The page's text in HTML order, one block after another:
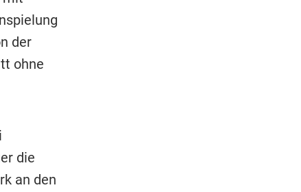
der
ohne
die
an den